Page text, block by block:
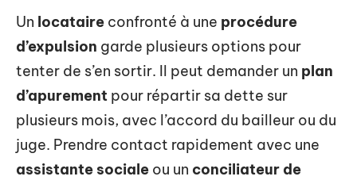
Un locataire confronté à une procédure
d’expulsion garde plusieurs options pour
tenter de s’en sortir. Il peut demander un plan
d’apurement pour répartir sa dette sur
plusieurs mois, avec l’accord du bailleur ou du
juge. Prendre contact rapidement avec une
assistante sociale ou un conciliateur de